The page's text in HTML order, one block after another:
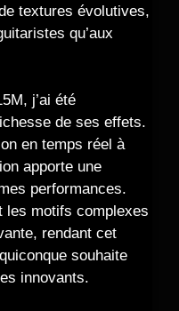
textures évolutives,
qu’aux
j’ai été
de ses effets.
en temps réel à
apporte une
performances.
les motifs complexes
rendant cet
souhaite
innovants.